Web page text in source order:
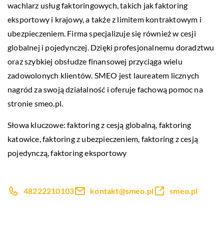
wachlarz usług faktoringowych, takich jak faktoring
eksportowy i krajowy, a także z limitem kontraktowym i
ubezpieczeniem. Firma specjalizuje się również w cesji
globalnej i pojedynczej. Dzięki profesjonalnemu doradztwu
oraz szybkiej obsłudze finansowej przyciąga wielu
zadowolonych klientów. SMEO jest laureatem licznych
nagród za swoją działalność i oferuje fachową pomoc na
stronie smeo.pl.
Słowa kluczowe: faktoring z cesją globalną, faktoring
katowice, faktoring z ubezpieczeniem, faktoring z cesją
pojedynczą, faktoring eksportowy
48222210103 kontakt@smeo.pl smeo.pl